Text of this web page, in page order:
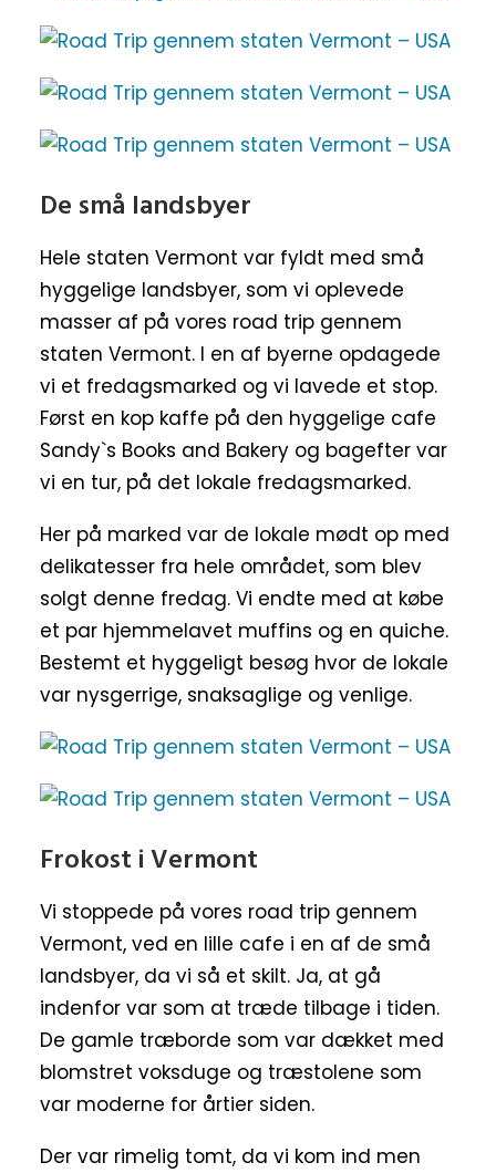
De små landsbyer
Hele staten Vermont var fyldt med små
hyggelige landsbyer, som vi oplevede
masser af på vores road trip gennem
staten Vermont. I en af byerne opdagede
vi et fredagsmarked og vi lavede et stop.
Først en kop kaffe på den hyggelige cafe
Sandy`s Books and Bakery og bagefter var
vi en tur, på det lokale fredagsmarked.
Her på marked var de lokale mødt op med
delikatesser fra hele området, som blev
solgt denne fredag. Vi endte med at købe
et par hjemmelavet muffins og en quiche.
Bestemt et hyggeligt besøg hvor de lokale
var nysgerrige, snaksaglige og venlige.
Frokost i Vermont
Vi stoppede på vores road trip gennem
Vermont, ved en lille cafe i en af de små
landsbyer, da vi så et skilt. Ja, at gå
indenfor var som at træde tilbage i tiden.
De gamle træborde som var dækket med
blomstret voksduge og træstolene som
var moderne for årtier siden.
Der var rimelig tomt, da vi kom ind men